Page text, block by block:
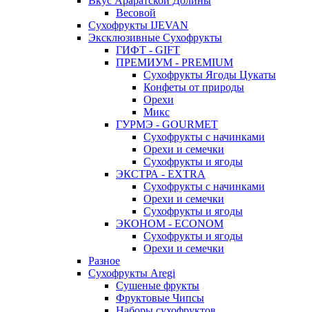
Весовой
Сухофрукты IJEVAN
Эксклюзивные Сухофрукты
ГИФТ - GIFT
ПРЕМИУМ - PREMIUM
Сухофрукты Ягоды Цукаты
Конфеты от природы
Орехи
Микс
ГУРМЭ - GOURMET
Сухофрукты с начинками
Орехи и семечки
Сухофрукты и ягоды
ЭКСТРА - EXTRA
Сухофрукты с начинками
Орехи и семечки
Сухофрукты и ягоды
ЭКОНОМ - ECONOM
Сухофрукты и ягоды
Орехи и семечки
Разное
Сухофрукты Aregi
Сушеные фрукты
Фруктовые Чипсы